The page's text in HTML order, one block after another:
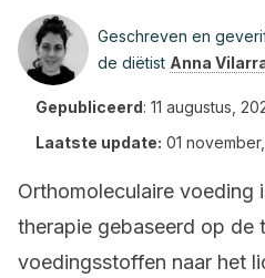
Geschreven en
de diëtist Anna
Gepubliceerd: 11 augustus,
Laatste update: 01
Orthomoleculaire voeding
therapie gebaseerd op de
voedingsstoffen naar het